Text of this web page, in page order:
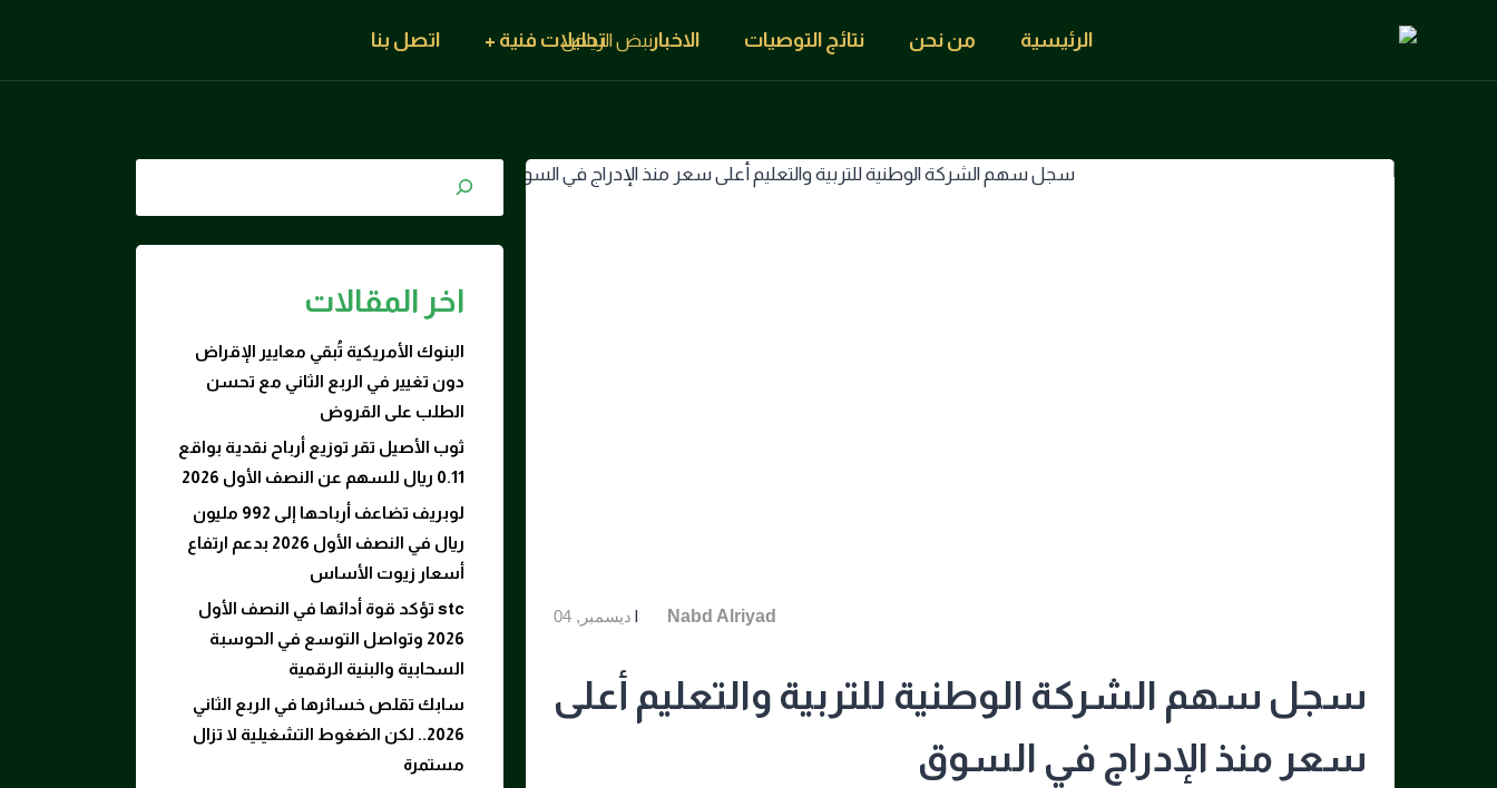
الرئيسية من نحن نتائج التوصيات الاخبار تحليلات فنية اتصل بنا
Nabd Alriyad
| ديسمبر, 04
سجل سهم الشركة الوطنية للتربية والتعليم أعلى
سعر منذ الإدراج في السوق
اخر المقالات
البنوك الأمريكية تُبقي معايير الإقراض
دون تغيير في الربع الثاني مع تحسن
الطلب على القروض
ثوب الأصيل تقر توزيع أرباح نقدية بواقع
0.11 ريال للسهم عن النصف الأول 2026
لوبريف تضاعف أرباحها إلى 992 مليون
ريال في النصف الأول 2026 بدعم ارتفاع
أسعار زيوت الأساس
stc تؤكد قوة أدائها في النصف الأول
2026 وتواصل التوسع في الحوسبة
السحابية والبنية الرقمية
سابك تقلص خسائرها في الربع الثاني
2026.. لكن الضغوط التشغيلية لا تزال
مستمرة